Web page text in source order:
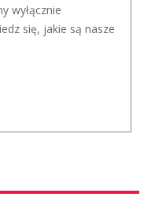
wyłącznie
się, jakie są nasze